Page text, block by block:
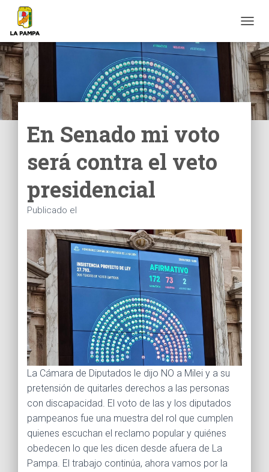
A
M
B
A
R
M
O
En Senado mi voto
será contra el veto
presidencial
Publicado el
La Cámara de Diputados le dijo NO a Milei y a su
pretensión de quitarles derechos a las personas
con discapacidad. El voto de las y los diputados
pampeanos fue una muestra del rol que cumplen
quienes escuchan el reclamo popular y quiénes
obedecen lo que les dicen desde afuera de La
Pampa. El trabajo continúa, ahora vamos por la